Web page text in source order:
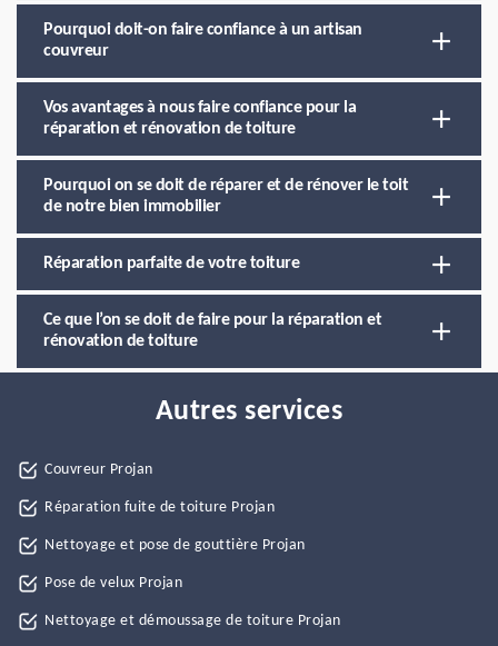
Pourquoi doit-on faire confiance à un artisan
couvreur
Vos avantages à nous faire confiance pour la
réparation et rénovation de toiture
Pourquoi on se doit de réparer et de rénover le toit
de notre bien immobilier
Réparation parfaite de votre toiture
Ce que l’on se doit de faire pour la réparation et
rénovation de toiture
Autres services
Couvreur Projan
Réparation fuite de toiture Projan
Nettoyage et pose de gouttière Projan
Pose de velux Projan
Nettoyage et démoussage de toiture Projan